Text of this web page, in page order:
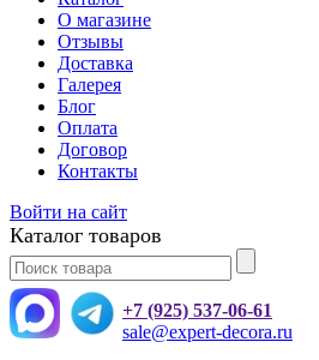
О магазине
Отзывы
Доставка
Галерея
Блог
Оплата
Договор
Контакты
Войти на сайт
Каталог товаров
+7 (925) 537-06-61
sale@expert-decora.ru